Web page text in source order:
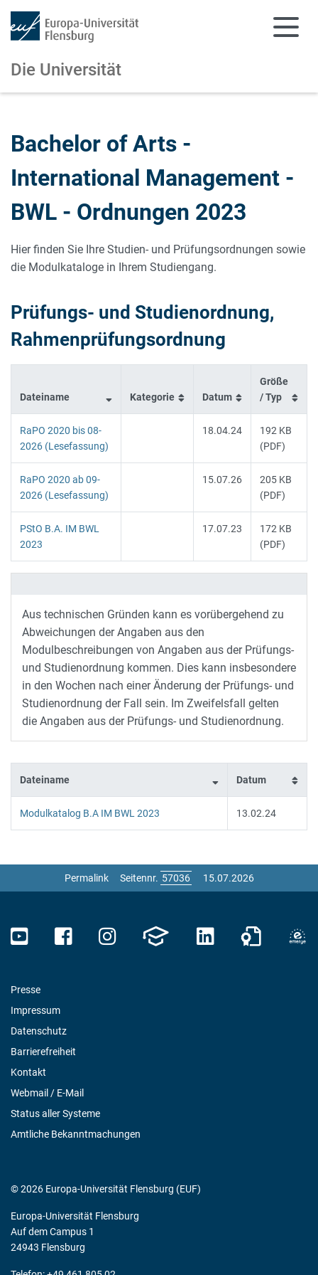
Die Universität
Bachelor of Arts -
International Management -
BWL - Ordnungen 2023
Hier finden Sie Ihre Studien- und Prüfungsordnungen sowie
die Modulkataloge in Ihrem Studiengang.
Prüfungs- und Studienordnung,
Rahmenprüfungsordnung
Dateiname Kategorie Datum
Größe
/ Typ
RaPO 2020 bis 08-
2026 (Lesefassung)
18.04.24
192 KB
(PDF)
RaPO 2020 ab 09-
2026 (Lesefassung)
15.07.26
205 KB
(PDF)
PStO B.A. IM BWL
2023
17.07.23
172 KB
(PDF)
Aus technischen Gründen kann es vorübergehend zu
Abweichungen der Angaben aus den
Modulbeschreibungen von Angaben aus der Prüfungs-
und Studienordnung kommen. Dies kann insbesondere
in den Wochen nach einer Änderung der Prüfungs- und
Studienordnung der Fall sein. Im Zweifelsfall gelten
die Angaben aus der Prüfungs- und Studienordnung.
Dateiname Datum
Modulkatalog B.A IM BWL 2023 13.02.24
Permalink Seitennr. 15.07.2026
Presse
Impressum
Datenschutz
Barrierefreiheit
Kontakt
Webmail / E-Mail
Status aller Systeme
Amtliche Bekanntmachungen
© 2026 Europa-Universität Flensburg (EUF)
Europa-Universität Flensburg
Auf dem Campus 1
24943 Flensburg